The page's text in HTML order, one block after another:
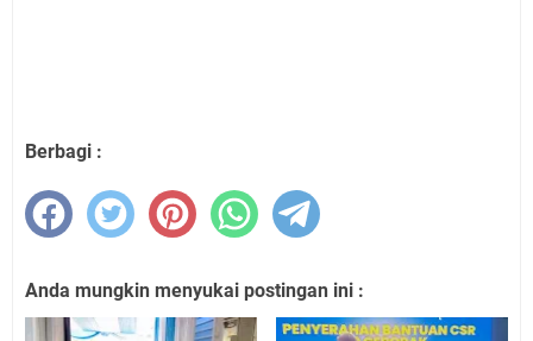
Berbagi :
Anda mungkin menyukai postingan ini :